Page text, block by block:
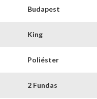
Budapest
King
Poliéster
2 Fundas